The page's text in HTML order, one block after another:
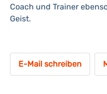
Coach und Trainer
Geist.
E-Mail schreiben